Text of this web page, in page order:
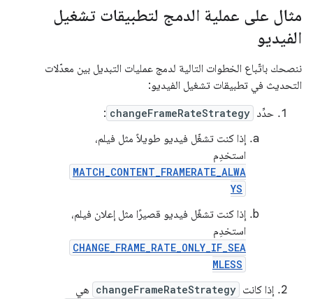
مثال على عملية الدمج لتطبيقات تشغيل
الفيديو
ننصحك باتّباع الخطوات التالية لدمج عمليات التبديل بين معدّلات
التحديث في تطبيقات تشغيل الفيديو:
حدِّد changeFrameRateStrategy
:
إذا كنت تشغّل فيديو طويلاً مثل فيلم،
استخدِم
MATCH_CONTENT_FRAMERATE_ALWA
YS
إذا كنت تشغّل فيديو قصيرًا مثل إعلان فيلم،
استخدِم
CHANGE_FRAME_RATE_ONLY_IF_SEA
MLESS
إذا كانت changeFrameRateStrategy هي